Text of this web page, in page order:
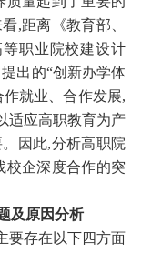
,距离《教育部、
职业院校建设计
出的“创新办学体
就业、合作发展,
适应高职教育为产
因此,分析高职院
校企深度合作的突
及原因分析
要存在以下四方面